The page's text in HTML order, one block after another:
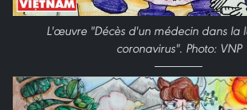
L'œuvre "Décès d'un médecin dans la
coronavirus". Photo: VNP